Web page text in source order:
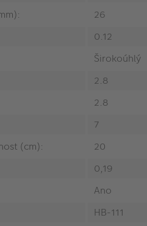
26
0.12
Širokoúhlý
2.8
2.8
7
(cm):
20
0,19
Ano
HB-111